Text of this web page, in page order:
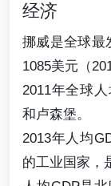
经济
挪威是全球最
1085美元（
2011年全球
和卢森堡。
2013年人均
的工业国家，